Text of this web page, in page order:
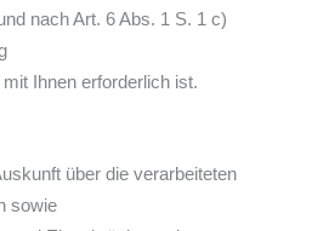
nach Art. 6 Abs. 1 S. 1 c)
Ihnen erforderlich ist.
über die verarbeiteten
sowie